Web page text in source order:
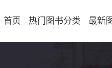
首页 热门图书分类 最新